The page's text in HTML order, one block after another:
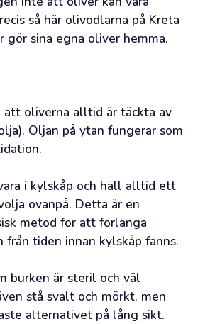
så här olivodlarna på Kreta
gör sina egna oliver hemma.
oliverna alltid är täckta av
Oljan på ytan fungerar som
i kylskåp och häll alltid ett
ovanpå. Detta är en
metod för att förlänga
från tiden innan kylskåp fanns.
burken är steril och väl
stå svalt och mörkt, men
alternativet på lång sikt.